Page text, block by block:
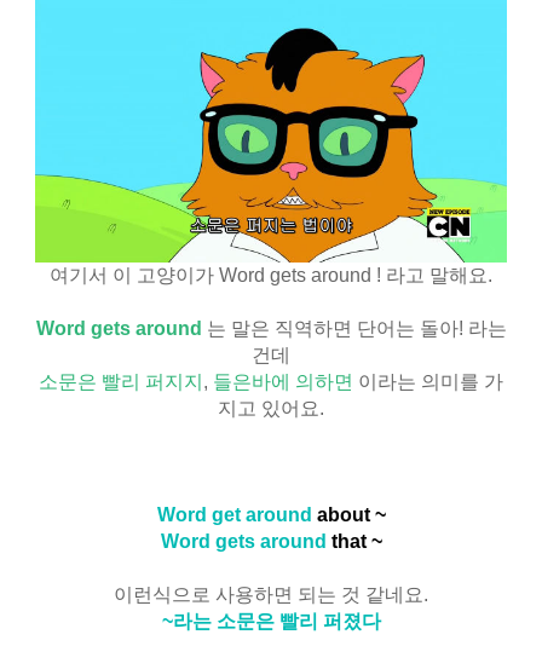
여기서 이 고양이가 Word gets around ! 라고 말해요.
Word gets around 는 말은 직역하면 단어는 돌아! 라는
건데
소문은 빨리 퍼지지 , 들은바에 의하면 이라는 의미를 가
지고 있어요.
Word get around about ~
Word gets around that ~
이런식으로 사용하면 되는 것 같네요.
~라는 소문은 빨리 퍼졌다